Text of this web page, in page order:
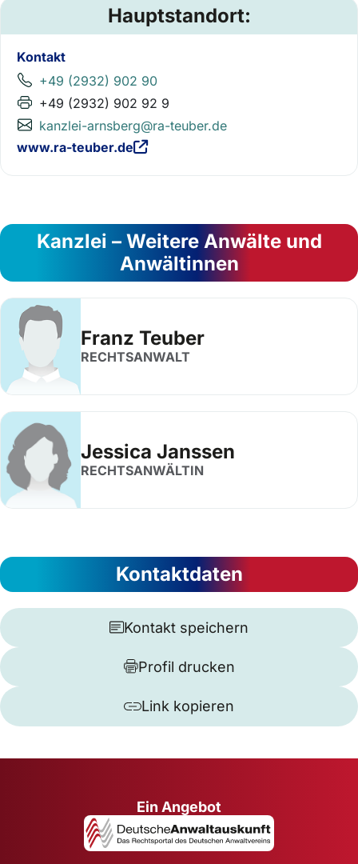
Hauptstandort:
Kontakt
+49 (2932) 902 90
+49 (2932) 902 92 9
kanzlei-arnsberg@ra-teuber.de
www.ra-teuber.de
Kanzlei – Weitere Anwälte und
Anwältinnen
Franz Teuber
RECHTSANWALT
Jessica Janssen
RECHTSANWÄLTIN
Kontaktdaten
Kontakt speichern
Profil drucken
Link kopieren
Ein Angebot